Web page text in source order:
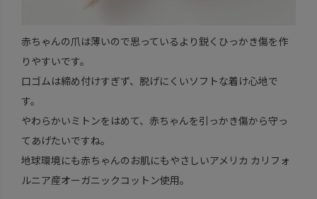
赤ちゃんの爪は薄いので思っているより鋭くひっかき傷を作
りやすいです。
口ゴムは締め付けすぎず、脱げにくいソフトな着け心地で
す。
やわらかいミトンをはめて、赤ちゃんを引っかき傷から守っ
てあげたいですね。
地球環境にも赤ちゃんのお肌にもやさしいアメリカ カリフォ
ルニア産オーガニックコットン使用。